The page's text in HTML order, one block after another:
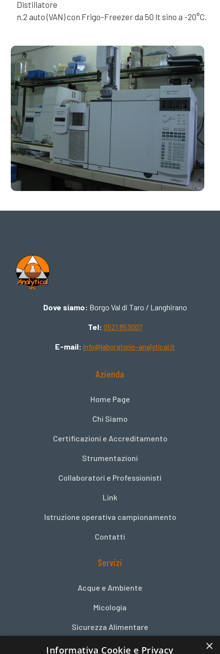
Distillatore
n.2 auto (VAN) con Frigo-Freezer da 50 lt sino a -20°C.
Dove siamo: Borgo Val di Taro / Langhirano
Tel: 0521 853007
E-mail: info@laboratorio-analytical.it
Azienda
Home Page
Chi Siamo
Certificazioni e Accreditamento
Strumentazioni
Collaboratori e Professionisti
Link
Istruzione operativa campionamento
Contatti
Servizi
Acque e Ambiente
Micologia
Sicurezza Alimentare
Consulenze diverse ×
Informativa Cookie e Privacy